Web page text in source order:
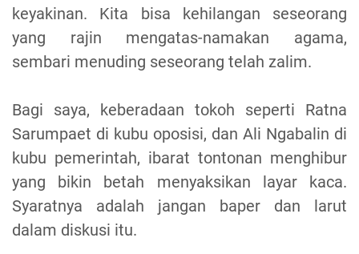
keyakinan. Kita bisa kehilangan seseorang
yang rajin mengatas-namakan agama,
sembari menuding seseorang telah zalim.
Bagi saya, keberadaan tokoh seperti Ratna
Sarumpaet di kubu oposisi, dan Ali Ngabalin di
kubu pemerintah, ibarat tontonan menghibur
yang bikin betah menyaksikan layar kaca.
Syaratnya adalah jangan baper dan larut
dalam diskusi itu.